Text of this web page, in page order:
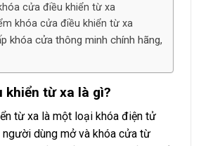
cửa điều khiển từ xa
khóa cửa điều khiển từ xa
khóa cửa thông minh chính hãng,
khiển từ xa là gì?
từ xa là một loại khóa điện tử
dùng mở và khóa cửa từ